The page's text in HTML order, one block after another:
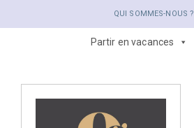
QUI SOMMES-NOUS ?
Partir en vacances